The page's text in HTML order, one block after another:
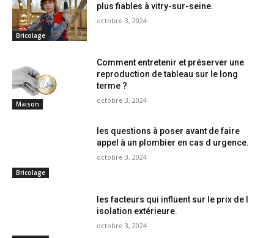
Bricolage
plus fiables à vitry-sur-seine.
octobre 3, 2024
Maison
Comment entretenir et préserver une
reproduction de tableau sur le long
terme ?
octobre 3, 2024
Bricolage
les questions à poser avant de faire
appel à un plombier en cas d urgence.
octobre 3, 2024
les facteurs qui influent sur le prix de l
isolation extérieure.
octobre 3, 2024